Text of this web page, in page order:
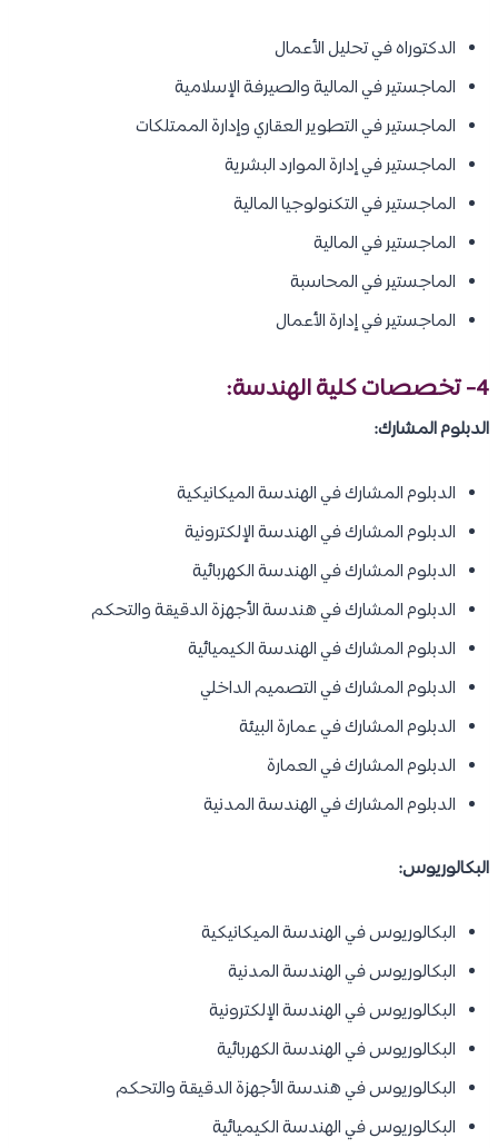
الدكتوراه في تحليل الأعمال
الماجستير في المالية والصيرفة الإسلامية
الماجستير في التطوير العقاري وإدارة الممتلكات
الماجستير في إدارة الموارد البشرية
الماجستير في التكنولوجيا المالية
الماجستير في المالية
الماجستير في المحاسبة
الماجستير في إدارة الأعمال
4- تخصصات كلية الهندسة:
الدبلوم المشارك:
الدبلوم المشارك في الهندسة الميكانيكية
الدبلوم المشارك في الهندسة الإلكترونية
الدبلوم المشارك في الهندسة الكهربائية
الدبلوم المشارك في هندسة الأجهزة الدقيقة والتحكم
الدبلوم المشارك في الهندسة الكيميائية
الدبلوم المشارك في التصميم الداخلي
الدبلوم المشارك في عمارة البيئة
الدبلوم المشارك في العمارة
الدبلوم المشارك في الهندسة المدنية
البكالوريوس:
البكالوريوس في الهندسة الميكانيكية
البكالوريوس في الهندسة المدنية
البكالوريوس في الهندسة الإلكترونية
البكالوريوس في الهندسة الكهربائية
البكالوريوس في هندسة الأجهزة الدقيقة والتحكم
البكالوريوس في الهندسة الكيميائية